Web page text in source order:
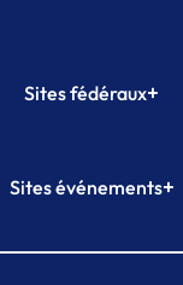
Sites fédéraux+
Plateforme Formation
Sites événements+
Meeting de Paris indoor